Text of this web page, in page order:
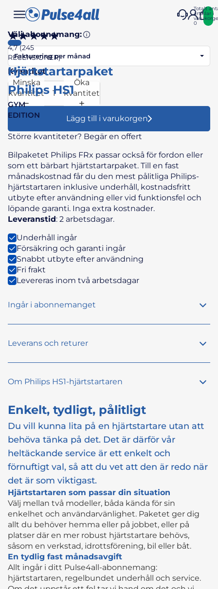
Totalt
artiklar i
0
★★★★★
4,7 (245
RECENSIONER)
Hjärtstartarpaket
Philips HS1
GYM
EDITION
Välj abonnemang:
Fakturering per månad
Kvantitet
Minska
kvantitet
Öka
kvantitet
Lägg till i varukorgen
Större kvantiteter? Begär en offert
Bilpaketet Philips FRx passar också för fordon eller
som ett bärbart hjärtstartarpaket. Till en fast
månadskostnad får du den mest pålitliga Philips-
hjärtstartaren inklusive underhåll, kostnadsfritt
utbyte efter användning eller vid funktionsfel och
löpande garanti. Inga extra kostnader.
Leveranstid: 2 arbetsdagar.
Underhåll ingår
Försäkring och garanti ingår
Snabbt utbyte efter användning
Fri frakt
Levereras inom två arbetsdagar
Ingår i abonnemanget
Leverans och returer
Om Philips HS1-hjärtstartaren
Enkelt, tydligt, pålitligt
Du vill kunna lita på en hjärtstartare utan att
behöva tänka på det. Det är därför vår
heltäckande service är ett enkelt och
förnuftigt val, så att du vet att den är redo när
det är som viktigast.
Hjärtstartaren som passar din situation
Välj mellan två modeller, båda kända för sin
enkelhet och användarvänlighet. Paketet ger dig
allt du behöver hemma eller på jobbet, eller på
platser där en mer robust hjärtstartare behövs,
såsom en verkstad, idrottsförening, bil eller båt.
En tydlig fast månadsavgift
Allt ingår i ditt Pulse4all-abonnemang:
hjärtstartaren, regelbundet underhåll och service.